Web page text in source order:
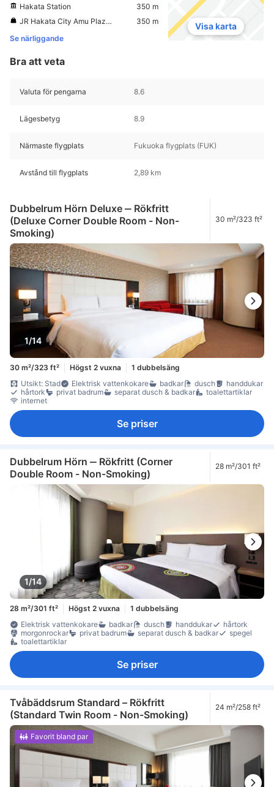
Hakata Station
350 m
JR Hakata City Amu Plaza Hakata
350 m
Se närliggande
Visa karta
Bra att veta
Valuta för pengarna 8.6
Lägesbetyg 8.9
Närmaste flygplats Fukuoka flygplats (FUK)
Avstånd till flygplats 2,89 km
Dubbelrum Hörn Deluxe ‒ Rökfritt
(Deluxe Corner Double Room - Non-
Smoking)
30 m²/323 ft²
1/14
30 m²/323 ft² Högst 2 vuxna
1 dubbelsäng
Utsikt: Stad
Elektrisk vattenkokare badkar dusch
handdukar
hårtork
privat badrum separat dusch & badkar
toalettartiklar
internet
Se priser
Dubbelrum Hörn ‒ Rökfritt (Corner
Double Room - Non-Smoking)
28 m²/301 ft²
1/14
28 m²/301 ft² Högst 2 vuxna
1 dubbelsäng
Elektrisk vattenkokare
badkar dusch handdukar
hårtork
morgonrockar
privat badrum separat dusch & badkar
spegel
toalettartiklar
Se priser
Tvåbäddsrum Standard – Rökfritt
(Standard Twin Room - Non-Smoking)
24 m²/258 ft²
Favorit bland par